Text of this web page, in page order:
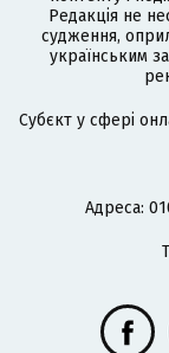
Редакція не
судження,
українським
Cубєкт у сфері
Адреса: